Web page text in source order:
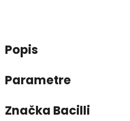
Popis
Parametre
Značka Bacilli